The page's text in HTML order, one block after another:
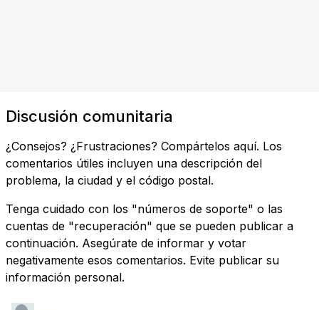
Discusión comunitaria
¿Consejos? ¿Frustraciones? Compártelos aquí. Los
comentarios útiles incluyen una descripción del
problema, la ciudad y el código postal.
Tenga cuidado con los "números de soporte" o las
cuentas de "recuperación" que se pueden publicar a
continuación. Asegúrate de informar y votar
negativamente esos comentarios. Evite publicar su
información personal.